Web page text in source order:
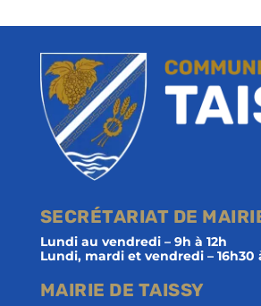
SECRÉTARIAT DE
Lundi au vendredi – 9h à 12h
Lundi, mardi et vendredi – 16h30
MAIRIE DE TAISSY